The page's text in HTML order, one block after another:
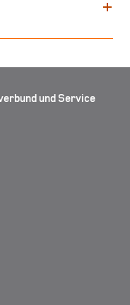
und Service